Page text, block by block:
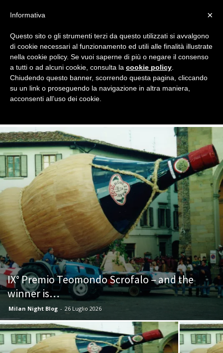
Home Night Awards Premio Teomondo Scrofalo
PREMIO TEOMONDO SCROFALO
Il Premio Teomondo Scrofalo, il premio goliardico ideato da
Milan Night per premiare la frase che ha regalato agli utenti
le migliori risate fatte durante l'anno. Potete votare solo su
IX° Premio Teomondo Scrofalo – and the
winner is…
Milan Night Blog - 26 Luglio 2026
×
Informativa
Questo sito o gli strumenti terzi da questo utilizzati si avvalgono
di cookie necessari al funzionamento ed utili alle finalità illustrate
nella cookie policy. Se vuoi saperne di più o negare il consenso
a tutti o ad alcuni cookie, consulta la cookie policy
Chiudendo questo banner, scorrendo questa pagina, cliccando
su un link o proseguendo la navigazione in altra maniera,
acconsenti all’uso dei cookie.